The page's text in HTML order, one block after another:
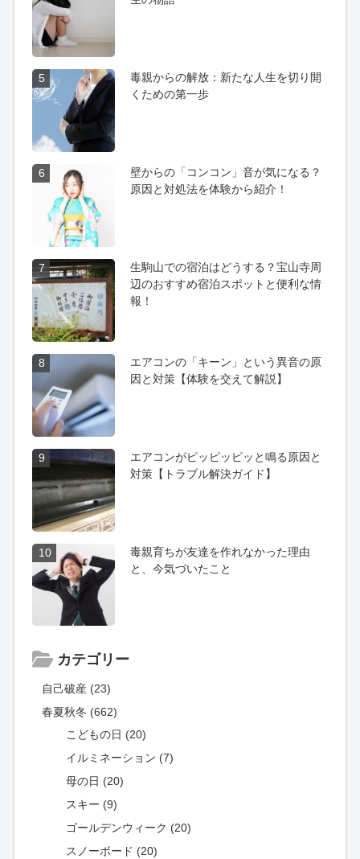
5
毒親からの解放：新たな人生を切り開
くための第一歩
6
壁からの「コンコン」音が気になる？
原因と対処法を体験から紹介！
7
生駒山での宿泊はどうする？宝山寺周
辺のおすすめ宿泊スポットと便利な情
報！
8
エアコンの「キーン」という異音の原
因と対策【体験を交えて解説】
9
エアコンがピッピッピッと鳴る原因と
対策【トラブル解決ガイド】
10
毒親育ちが友達を作れなかった理由
と、今気づいたこと
カテゴリー
自己破産 (23)
春夏秋冬 (662)
こどもの日 (20)
イルミネーション (7)
母の日 (20)
スキー (9)
ゴールデンウィーク (20)
スノーボード (20)